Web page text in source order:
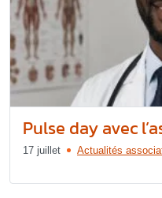
Pulse day avec
17 juillet Actualités